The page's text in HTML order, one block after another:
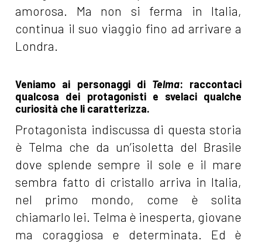
amorosa. Ma non si ferma in Italia,
continua il suo viaggio fino ad arrivare a
Londra.
Veniamo ai personaggi di Telma: raccontaci
qualcosa dei protagonisti e svelaci qualche
curiosità che li caratterizza.
Protagonista indiscussa di questa storia
è Telma che da un’isoletta del Brasile
dove splende sempre il sole e il mare
sembra fatto di cristallo arriva in Italia,
nel primo mondo, come è solita
chiamarlo lei. Telma è inesperta, giovane
ma coraggiosa e determinata. Ed è